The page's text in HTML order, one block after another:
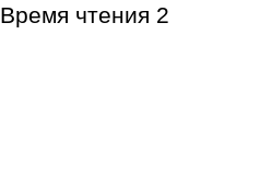
Время чтения 2